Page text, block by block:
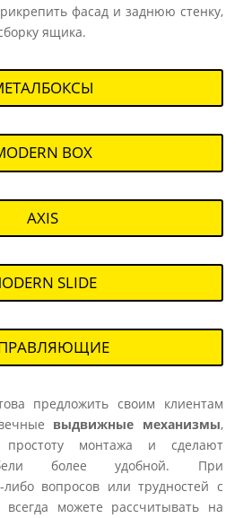
фасад и заднюю стенку,
ящика.
BOX
AXIS
SLIDE
предложить своим клиентам
выдвижные механизмы,
простоту монтажа и сделают
более удобной. При
либо вопросов или трудностей с
всегда можете рассчитывать на